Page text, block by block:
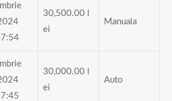
30,500.00
ei
Manuala
30,000.00
ei
Auto